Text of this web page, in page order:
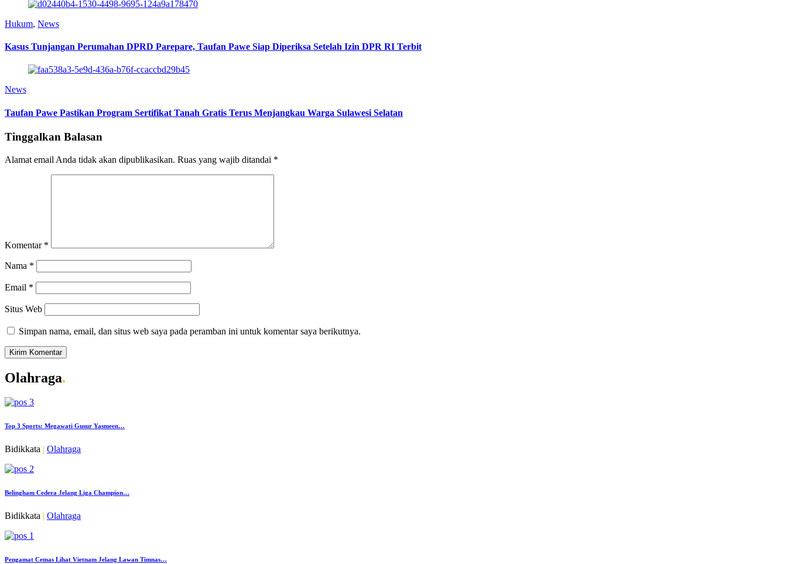
Hukum, News
Kasus Tunjangan Perumahan DPRD Parepare, Taufan Pawe Siap Diperiksa Setelah Izin DPR RI Terbit
News
Taufan Pawe Pastikan Program Sertifikat Tanah Gratis Terus Menjangkau Warga Sulawesi Selatan
Tinggalkan Balasan
Alamat email Anda tidak akan dipublikasikan. Ruas yang wajib ditandai *
Komentar *
Nama *
Email *
Situs Web
Simpan nama, email, dan situs web saya pada peramban ini untuk komentar saya berikutnya.
Olahraga.
Top 3 Sports: Megawati Gusur Yasmeen…
Bidikkata | Olahraga
Belingham Cedera Jelang Liga Champion…
Bidikkata | Olahraga
Pengamat Cemas Lihat Vietnam Jelang Lawan Timnas…